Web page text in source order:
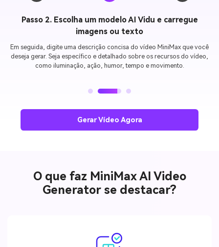
Passo 3. Personalizar as configurações e gerar vídeo
Configurações específicas de vídeo com duração, proporção e
resolução. Agora clique em "Gerar" para criar o seu AI MiniMax vídeo.
Pré-visualize o vídeo de IA e baixe-o para compartilhar com seus
amigos.
Gerar Vídeo Agora
O que faz MiniMax AI Video
Generator se destacar?